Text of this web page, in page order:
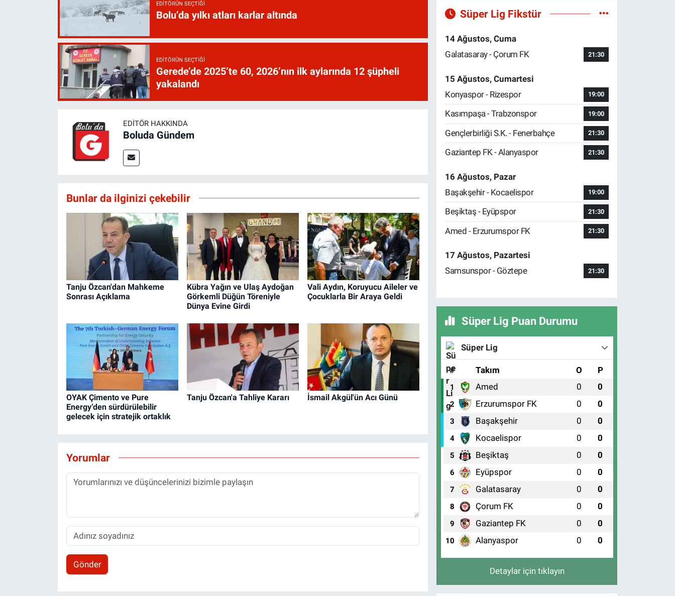
EDITÖRÜN SEÇTIĞI
Bolu’da yılkı atları karlar altında
EDITÖRÜN SEÇTIĞI
Gerede’de 2025’te 60, 2026’nın ilk aylarında 12 şüpheli
yakalandı
EDITÖR HAKKINDA
Boluda Gündem
Bunlar da ilginizi çekebilir
Tanju Özcan'dan Mahkeme
Sonrası Açıklama
Kübra Yağın ve Ulaş Aydoğan
Görkemli Düğün Töreniyle
Dünya Evine Girdi
Vali Aydın, Koruyucu Aileler ve
Çocuklarla Bir Araya Geldi
OYAK Çimento ve Pure
Energy’den sürdürülebilir
gelecek için stratejik ortaklık
Tanju Özcan'a Tahliye Kararı İsmail Akgül'ün Acı Günü
Yorumlar
Gönder
Süper Lig Fikstür
14 Ağustos, Cuma
Galatasaray - Çorum FK
21:30
15 Ağustos, Cumartesi
Konyaspor - Rizespor
19:00
Kasımpaşa - Trabzonspor 19:00
Gençlerbirliği S.K. - Fenerbahçe 21:30
Gaziantep FK - Alanyaspor 21:30
16 Ağustos, Pazar
Başakşehir - Kocaelispor
19:00
Beşiktaş - Eyüpspor 21:30
Amed - Erzurumspor FK 21:30
17 Ağustos, Pazartesi
Samsunspor - Göztepe
21:30
Süper Lig Puan Durumu
Süper Lig
# Takım O P
1 Amed 0 0
2 Erzurumspor FK 0 0
3 Başakşehir 0 0
4 Kocaelispor 0 0
5 Beşiktaş 0 0
6 Eyüpspor 0 0
7 Galatasaray 0 0
8 Çorum FK 0 0
9 Gaziantep FK 0 0
10 Alanyaspor 0 0
Detaylar için tıklayın